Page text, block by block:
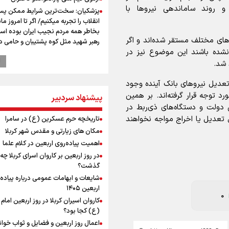
روند ساماندهی نیرو‌ها با
مختلف مستقر شده‌اند و اگر
باشند این موضوع نیز در
شد.
نیرو‌های بانک آینده وجود
توجه قرار گرفته‌اند. بر همین
دولت و دستگاه‌های ذی‌ربط در
تعدیل یا اخراج مواجه نخواهند
0
پزشکیان: سخت‌ترین شرایط ممکن
انقلاب را تجربه میکنیم/ اگر تا امروز
بخاطر همه‌ مردم نجیب ایران بوده
رهبر شهید مثل کوه پشتیبان و حامی
راویان عشق در مرز مهران؛ روایت
پزشکیان: فلسطین هرگز از اولویت
خارجی ایران خارج نخواهد شد/ از
رهبران فلسطینی در روند مذاکرات
می‌کنیم
عملیات تجهیز کتابخانه روستای هدف
گردشگری ریاب به پایان رسید
پیش‌بینی قیمت دلار و
انتظار سیگنال هرمز / دلار عقب‌نشینی
یا طلا صعودی می‌ماند؟
ترس نتانیاهو از ترور
فرود یک بالگرد در بیمارستان رمبام
اشغالی در پی هلاکت ۲ نظامی
پیشنهاد سردبیر
تاریخچه حرم عسکرین (ع) در سامرا
مکان های زیارتی و مقدس شهر کربلا
اهمیت پیاده‌روی اربعین در کلام علما
در روز اربعین بر کاروان اسرای کربلا چه
گذشت؟
شایعات و ابهامات عمومی درباره
اربعین ۱۴۰۵
کاروان اسیران کربلا در روز اربعین
(ع) کجا بود؟
اعمال روز اربعین و فضایل و ثواب